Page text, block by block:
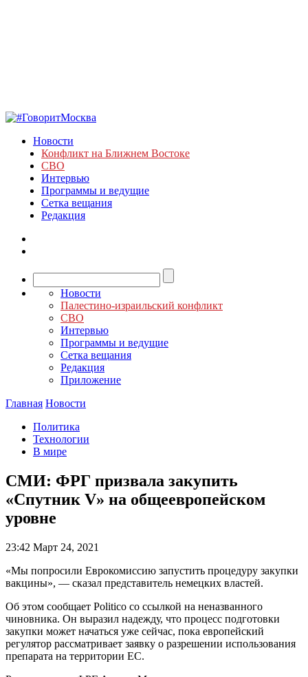
Новости
Конфликт на Ближнем Востоке
СВО
Интервью
Программы и ведущие
Сетка вещания
Редакция
Новости
Палестино-израильский конфликт
СВО
Интервью
Программы и ведущие
Сетка вещания
Редакция
Приложение
Главная Новости
Политика
Технологии
В мире
СМИ: ФРГ призвала закупить
«Спутник V» на общеевропейском
уровне
23:42 Март 24, 2021
«Мы попросили Еврокомиссию запустить процедуру закупки
вакцины», — сказал представитель немецких властей.
Об этом сообщает Politico со ссылкой на неназванного
чиновника. Он выразил надежду, что процесс подготовки
закупки может начаться уже сейчас, пока европейский
регулятор рассматривает заявку о разрешении использования
препарата на территории ЕС.